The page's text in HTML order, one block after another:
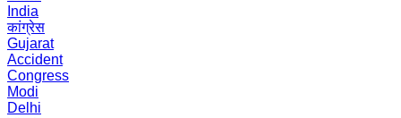
India
कांग्रेस
Gujarat
Accident
Congress
Modi
Delhi